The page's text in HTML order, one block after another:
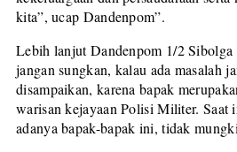
kita”, ucap Dandenpom”.
Lebih lanjut Dandenpom 1/2 Sibolga
jangan sungkan, kalau ada masalah
disampaikan, karena bapak
warisan kejayaan Polisi Militer. Saat
adanya bapak-bapak ini, tidak